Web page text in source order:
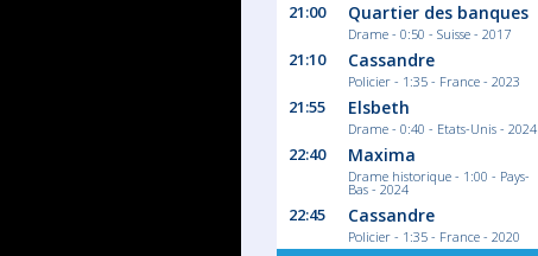
21:00 Quartier des banques
Drame - 0:50 - Suisse - 2017
21:10 Cassandre
Policier - 1:35 - France - 2023
21:55 Elsbeth
Drame - 0:40 - Etats-Unis - 2024
22:40 Maxima
Drame historique - 1:00 - Pays-
Bas - 2024
22:45 Cassandre
Policier - 1:35 - France - 2020